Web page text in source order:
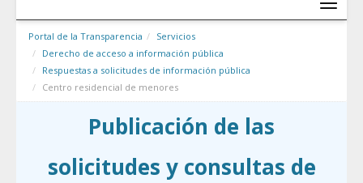
Menú
Portal de la Transparencia
Servicios
Derecho de acceso a información pública
Respuestas a solicitudes de información pública
Centro residencial de menores
Publicación de las
solicitudes y consultas de